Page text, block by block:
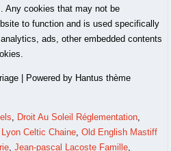
Any cookies that may not be
to function and is used specifically
ads, other embedded contents
| Powered by Hantus thème
, Droit Au Soleil Réglementation,
Lyon Celtic Chaine,Old English Mastiff
,Jean-pascal Lacoste Famille,